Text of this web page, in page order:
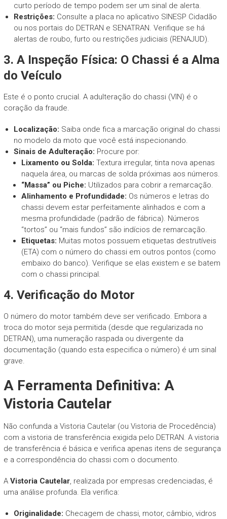
curto período de tempo podem ser um sinal de alerta.
Restrições: Consulte a placa no aplicativo SINESP Cidadão
ou nos portais do DETRAN e SENATRAN. Verifique se há
alertas de roubo, furto ou restrições judiciais (RENAJUD).
3. A Inspeção Física: O Chassi é a Alma
do Veículo
Este é o ponto crucial. A adulteração do chassi (VIN) é o
coração da fraude.
Localização: Saiba onde fica a marcação original do chassi
no modelo da moto que você está inspecionando.
Sinais de Adulteração: Procure por:
Lixamento ou Solda: Textura irregular, tinta nova apenas
naquela área, ou marcas de solda próximas aos números.
“Massa” ou Piche: Utilizados para cobrir a remarcação.
Alinhamento e Profundidade: Os números e letras do
chassi devem estar perfeitamente alinhados e com a
mesma profundidade (padrão de fábrica). Números
“tortos” ou “mais fundos” são indícios de remarcação.
Etiquetas: Muitas motos possuem etiquetas destrutíveis
(ETA) com o número do chassi em outros pontos (como
embaixo do banco). Verifique se elas existem e se batem
com o chassi principal.
4. Verificação do Motor
O número do motor também deve ser verificado. Embora a
troca do motor seja permitida (desde que regularizada no
DETRAN), uma numeração raspada ou divergente da
documentação (quando esta especifica o número) é um sinal
grave.
A Ferramenta Definitiva: A
Vistoria Cautelar
Não confunda a Vistoria Cautelar (ou Vistoria de Procedência)
com a vistoria de transferência exigida pelo DETRAN. A vistoria
de transferência é básica e verifica apenas itens de segurança
e a correspondência do chassi com o documento.
A Vistoria Cautelar, realizada por empresas credenciadas, é
uma análise profunda. Ela verifica:
Originalidade: Checagem de chassi, motor, câmbio, vidros